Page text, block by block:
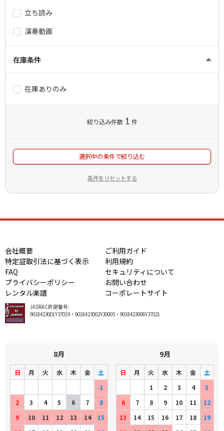
立ち読み
演奏動画
在庫条件
在庫ありのみ
絞り込み件数 1 件
選択中の条件で絞り込む
条件をリセットする
会社概要
ご利用ガイド
特定証取引法に基づく表示
利用規約
FAQ
セキュリティについて
プライバシーポリシー
お問い合わせ
レンタル楽譜
コーポレートサイト
JASRAC許諾番号:
9018423001Y37019・9018423002Y30005・9018423006Y37021
8月
日 月 火 水 木 金
土
1
2
3 4 5 6 7
8
9
10 11 12 13 14
15
9月
日 月 火 水 木 金
土
1
2 3 4
5
6
7 8 9 10 11
12
13
14 15 16 17 18
19